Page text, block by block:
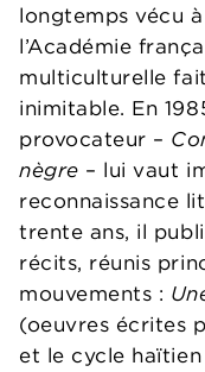
longtemps vécu
l’Académie
multiculturelle
inimitable. En
provocateur –
nègre – lui vaut
reconnaissance
trente ans, il
récits, réunis
mouvements :
(oeuvres écrites
et le cycle